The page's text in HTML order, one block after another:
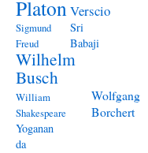
PlatonVerscio
Sigmund
Freud
Sri
Babaji
Wilhelm
Busch
William
Shakespeare
Wolfgang
Borchert
Yoganan
da